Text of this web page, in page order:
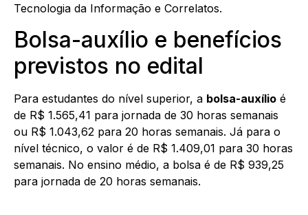
Tecnologia da Informação e Correlatos.
Bolsa-auxílio e benefícios
previstos no edital
Para estudantes do nível superior, a bolsa-auxílio é
de R$ 1.565,41 para jornada de 30 horas semanais
ou R$ 1.043,62 para 20 horas semanais. Já para o
nível técnico, o valor é de R$ 1.409,01 para 30 horas
semanais. No ensino médio, a bolsa é de R$ 939,25
para jornada de 20 horas semanais.